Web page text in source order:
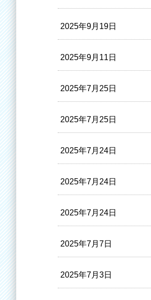
2025年9月19日
2025年9月11日
2025年7月25日
2025年7月25日
2025年7月24日
2025年7月24日
2025年7月24日
2025年7月7日
2025年7月3日